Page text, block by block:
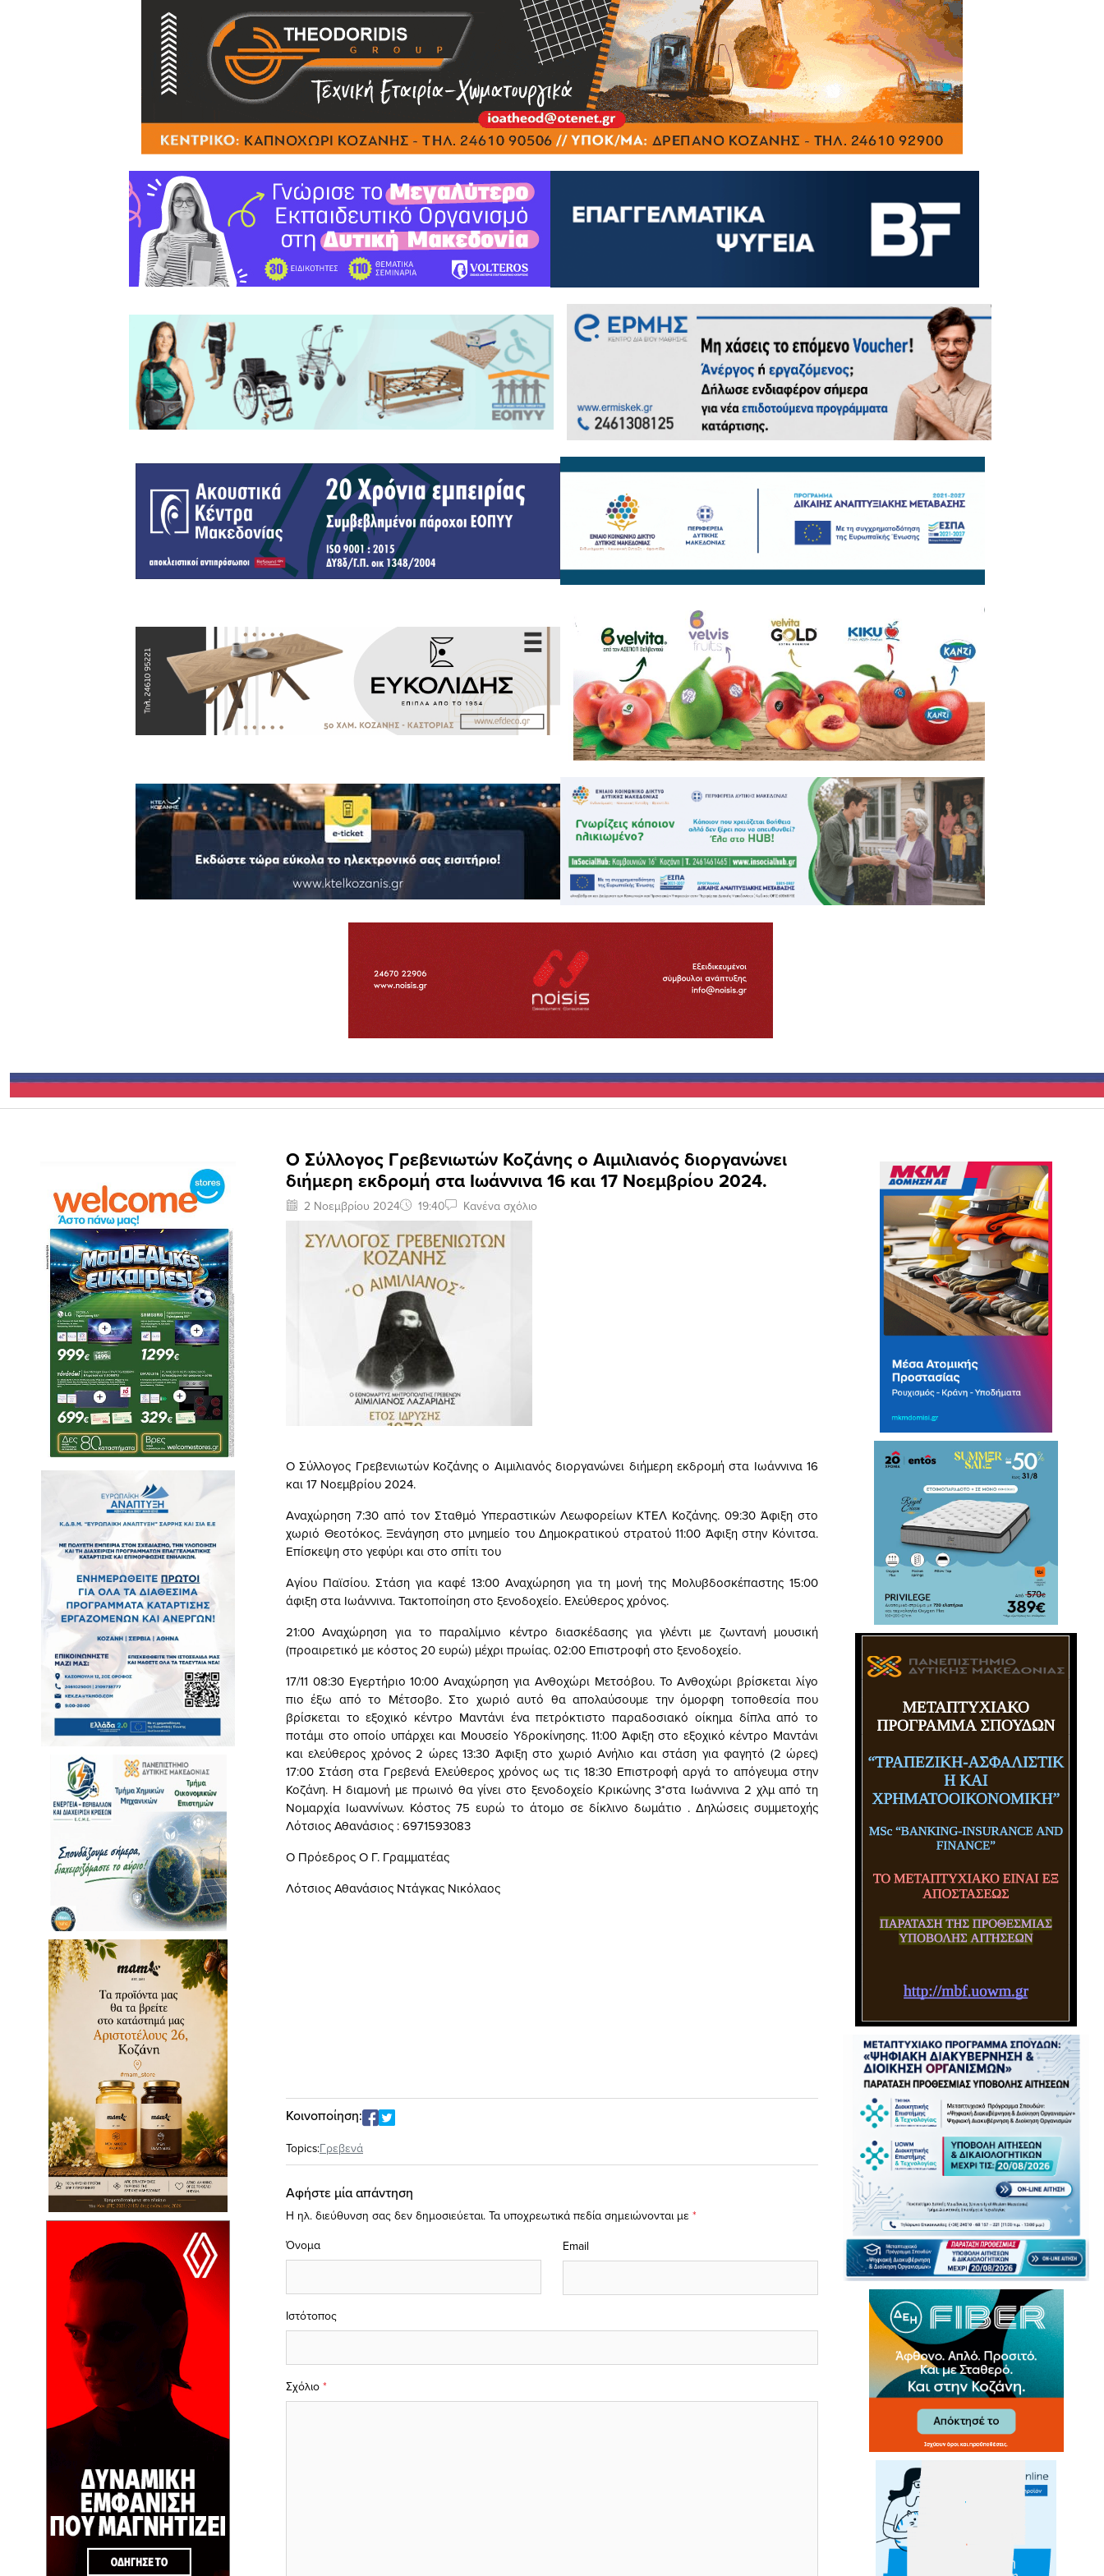
Ο Σύλλογος Γρεβενιωτών Κοζάνης ο Αιμιλιανός διοργανώνει
διήμερη εκδρομή στα Ιωάννινα 16 και 17 Νοεμβρίου 2024.
2 Νοεμβρίου 2024 19:40 Κανένα σχόλιο
Ο Σύλλογος Γρεβενιωτών Κοζάνης ο Αιμιλιανός διοργανώνει διήμερη εκδρομή στα Ιωάννινα 16
και 17 Νοεμβρίου 2024.
Αναχώρηση 7:30 από τον Σταθμό Υπεραστικών Λεωφορείων ΚΤΕΛ Κοζάνης. 09:30 Άφιξη στο
χωριό Θεοτόκος. Ξενάγηση στο μνημείο του Δημοκρατικού στρατού 11:00 Άφιξη στην Κόνιτσα.
Επίσκεψη στο γεφύρι και στο σπίτι του
Αγίου Παϊσίου. Στάση για καφέ 13:00 Αναχώρηση για τη μονή της Μολυβδοσκέπαστης 15:00
άφιξη στα Ιωάννινα. Τακτοποίηση στο ξενοδοχείο. Ελεύθερος χρόνος.
21:00 Αναχώρηση για το παραλίμνιο κέντρο διασκέδασης για γλέντι με ζωντανή μουσική
(προαιρετικό με κόστος 20 ευρώ) μέχρι πρωίας. 02:00 Επιστροφή στο ξενοδοχείο.
17/11 08:30 Εγερτήριο 10:00 Αναχώρηση για Ανθοχώρι Μετσόβου. Το Ανθοχώρι βρίσκεται λίγο
πιο έξω από το Μέτσοβο. Στο χωριό αυτό θα απολαύσουμε την όμορφη τοποθεσία που
βρίσκεται το εξοχικό κέντρο Μαντάνι ένα πετρόκτιστο παραδοσιακό οίκημα δίπλα από το
ποτάμι στο οποίο υπάρχει και Μουσείο Υδροκίνησης. 11:00 Άφιξη στο εξοχικό κέντρο Μαντάνι
και ελεύθερος χρόνος 2 ώρες 13:30 Άφιξη στο χωριό Ανήλιο και στάση για φαγητό (2 ώρες)
17:00 Στάση στα Γρεβενά Ελεύθερος χρόνος ως τις 18:30 Επιστροφή αργά το απόγευμα στην
Κοζάνη. Η διαμονή με πρωινό θα γίνει στο ξενοδοχείο Κρικώνης 3*στα Ιωάννινα 2 χλμ από τη
Νομαρχία Ιωαννίνων. Κόστος 75 ευρώ το άτομο σε δίκλινο δωμάτιο . Δηλώσεις συμμετοχής
Λότσιος Αθανάσιος : 6971593083
Ο Πρόεδρος Ο Γ. Γραμματέας
Λότσιος Αθανάσιος Ντάγκας Νικόλαος
Κοινοποίηση:
Topics:Γρεβενά
Αφήστε μία απάντηση
Η ηλ. διεύθυνση σας δεν δημοσιεύεται. Τα υποχρεωτικά πεδία σημειώνονται με *
Σχόλιο *
Όνομα Email
Ιστότοπος